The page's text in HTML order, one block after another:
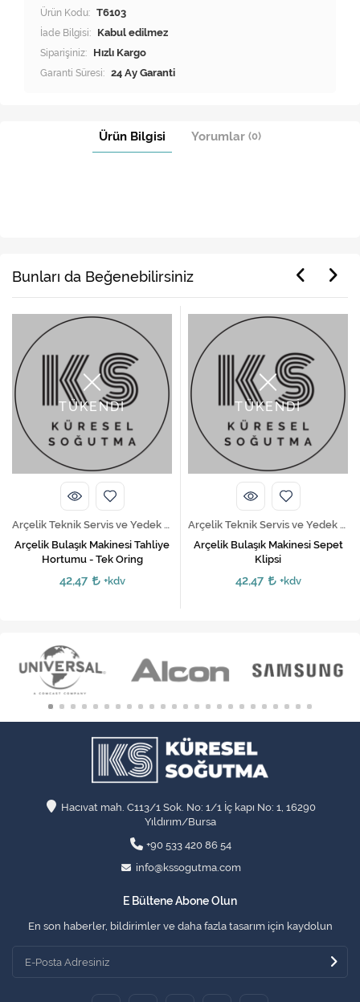
Ürün Kodu: T6103
İade Bilgisi:
Siparişiniz: Hızlı Kargo
Garanti Süresi: 24 Ay Garanti
Ürün Bilgisi Yorumlar (0)
Bunları da Beğenebilirsiniz
TÜKENDİ
Arçelik Teknik Servis ve Yedek Parça Hizmetleri
Arçelik Bulaşık Makinesi Tahliye
Hortumu - Tek Oring
42,47 +kdv
TÜKENDİ
Arçelik Teknik Servis ve Yedek Parça Hizmetleri
Arçelik Bulaşık Makinesi Sepet
Klipsi
42,47 +kdv
Hacıvat mah. C113/1 Sok. No: 1/1 İç kapı No: 1, 16290
Yıldırım/Bursa
+90 533 420 86 54
info@kssogutma.com
E Bültene Abone Olun
En son haberler, bildirimler ve daha fazla tasarım için kaydolun